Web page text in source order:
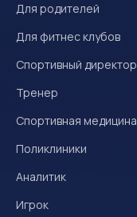
Для родителей
Для фитнес клубов
Спортивный директор
Тренер
Спортивная медицина
Поликлиники
Аналитик
Игрок